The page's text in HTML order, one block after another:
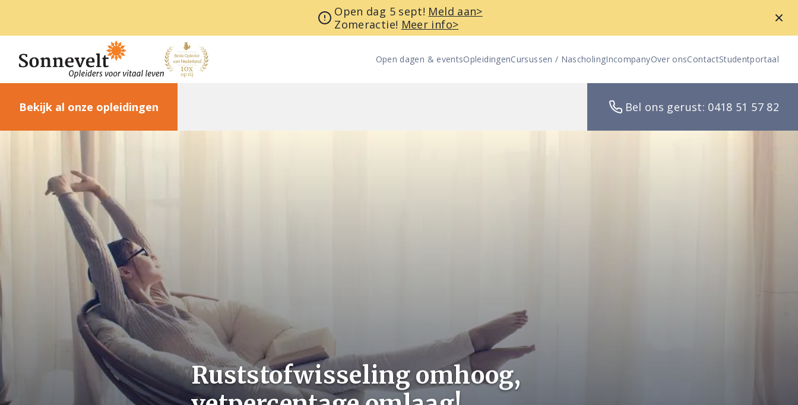
Open dag 5 sept! Meld aan>
Zomeractie! Meer info>
Open dagen & eventsOpleidingenCursussen / NascholingIncompanyOver onsContactStudentportaal
Bekijk al onze opleidingen Bel ons gerust: 0418 51 57 82
Ruststofwisseling omhoog,